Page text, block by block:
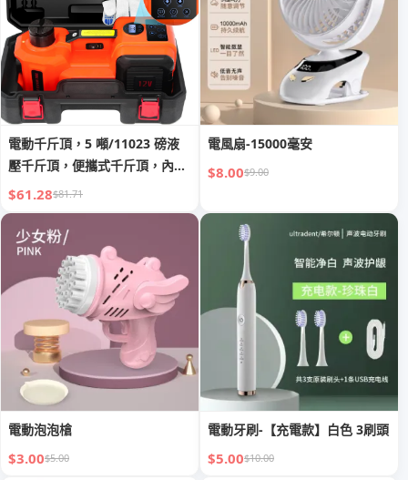
電動千斤頂，5 噸/11023 磅液
壓千斤頂，便攜式千斤頂，內置
充氣泵和 LED 燈，適用於 SUV
MPV 轎車換胎車庫維修的千斤
頂
$61.28$81.71
電風扇-15000毫安
$8.00$9.00
電動泡泡槍
$3.00$5.00
電動牙刷-【充電款】白色 3刷頭
$5.00$10.00